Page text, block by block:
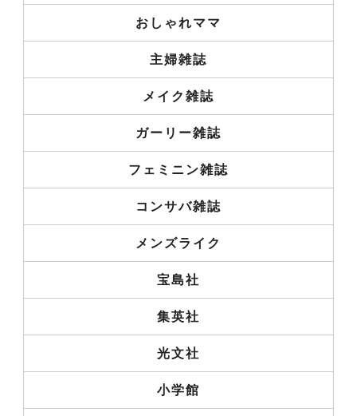
おしゃれママ
主婦雑誌
メイク雑誌
ガーリー雑誌
フェミニン雑誌
コンサバ雑誌
メンズライク
宝島社
集英社
光文社
小学館